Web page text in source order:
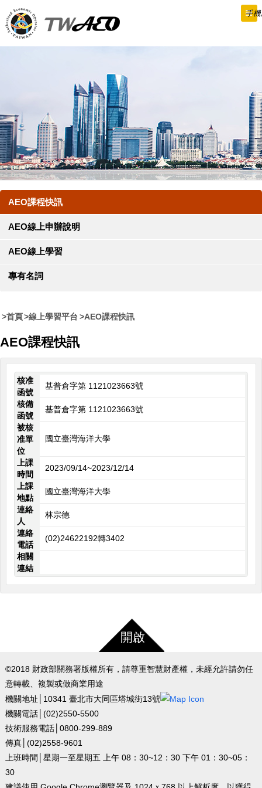
到
主
手
AEO課程快訊
AEO線上申辦說明
AEO線上學習
專有名詞
首頁 線上學習平台 AEO課程快訊
AEO課程快訊
核准
函號
基普倉字第 1121023663號
核備
函號
基普倉字第 1121023663號
被核
准單
位
國立臺灣海洋大學
上課
時間
2023/09/14~2023/12/14
上課
地點
國立臺灣海洋大學
連絡
人
林宗德
連絡
電話
(02)24622192轉3402
相關
連結
開啟
©2018 財政部關務署版權所有，請尊重智慧財產權，未經允許請勿任
意轉載、複製或做商業用途
機關地址│10341 臺北市大同區塔城街13號
機關電話│(02)2550-5500
技術服務電話│0800-299-889
傳真│(02)2558-9601
上班時間│星期一至星期五 上午 08：30~12：30 下午 01：30~05：
30